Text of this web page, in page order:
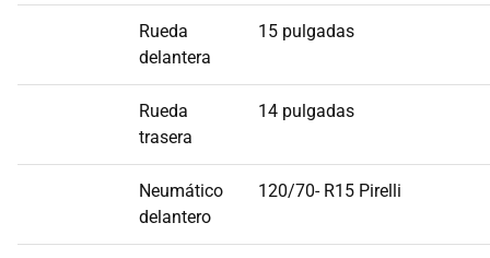
Rueda
delantera
15 pulgadas
Rueda
trasera
14 pulgadas
Neumático
delantero
120/70- R15 Pirelli